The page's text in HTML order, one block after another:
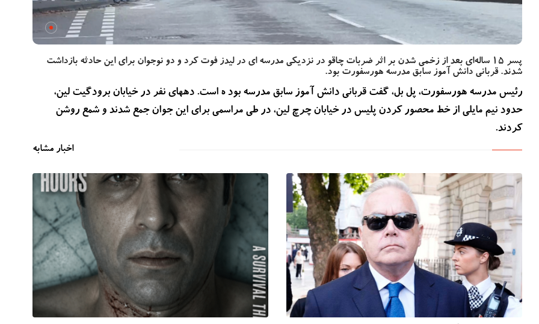
پسر 15 ساله‌ای بعد از زخمی شدن بر اثر ضربات چاقو در نزدیکی مدرسه ای در لیدز فوت کرد و دو نوجوان برای این حادثه بازداشت
شدند. قربانی دانش آموز سابق مدرسه هورسفورت بود.
رئیس مدرسه هورسفورت، پل بل، گفت قربانی دانش آموز سابق مدرسه بود ه است. دههای نفر در خیابان برودگیت لین،
حدود نیم مایلی از خط محصور کردن پلیس در خیابان چرچ لین، در طی مراسمی برای این جوان جمع شدند و شمع روشن
کردند.
اخبار مشابه